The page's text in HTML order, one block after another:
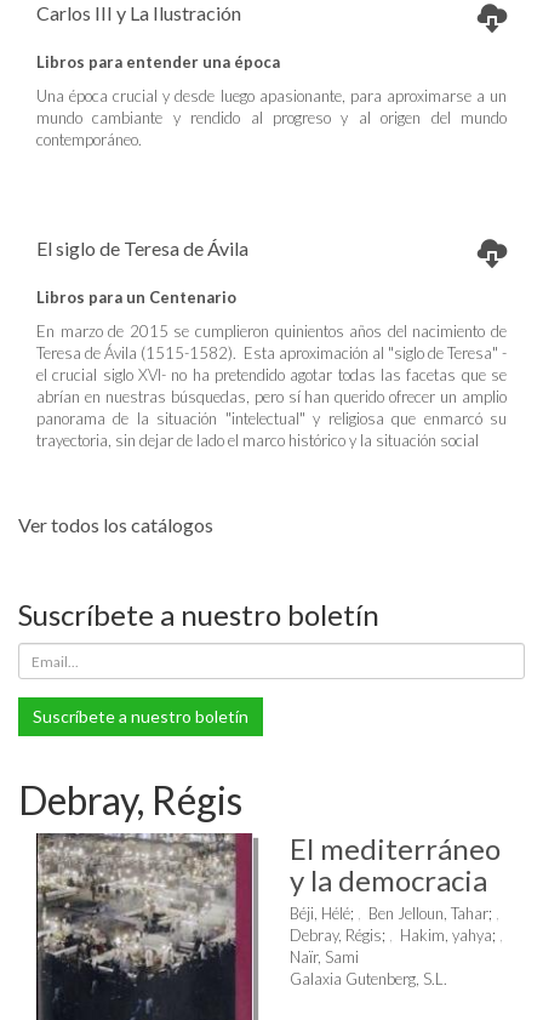
Carlos III y La Ilustración
Libros para entender una época
Una época crucial y desde luego apasionante, para aproximarse a un
mundo cambiante y rendido al progreso y al origen del mundo
contemporáneo.
El siglo de Teresa de Ávila
Libros para un Centenario
En marzo de 2015 se cumplieron quinientos años del nacimiento de
Teresa de Ávila (1515-1582). Esta aproximación al "siglo de Teresa" -
el crucial siglo XVI- no ha pretendido agotar todas las facetas que se
abrían en nuestras búsquedas, pero sí han querido ofrecer un amplio
panorama de la situación "intelectual" y religiosa que enmarcó su
trayectoria, sin dejar de lado el marco histórico y la situación social
Ver todos los catálogos
Suscríbete a nuestro boletín
Suscríbete a nuestro boletín
Debray, Régis
El mediterráneo
y la democracia
Béji, Hélé; Ben Jelloun, Tahar;
Debray, Régis; Hakim, yahya;
Naïr, Sami
Galaxia Gutenberg, S.L.